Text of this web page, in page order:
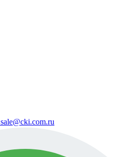
sale@cki.com.ru